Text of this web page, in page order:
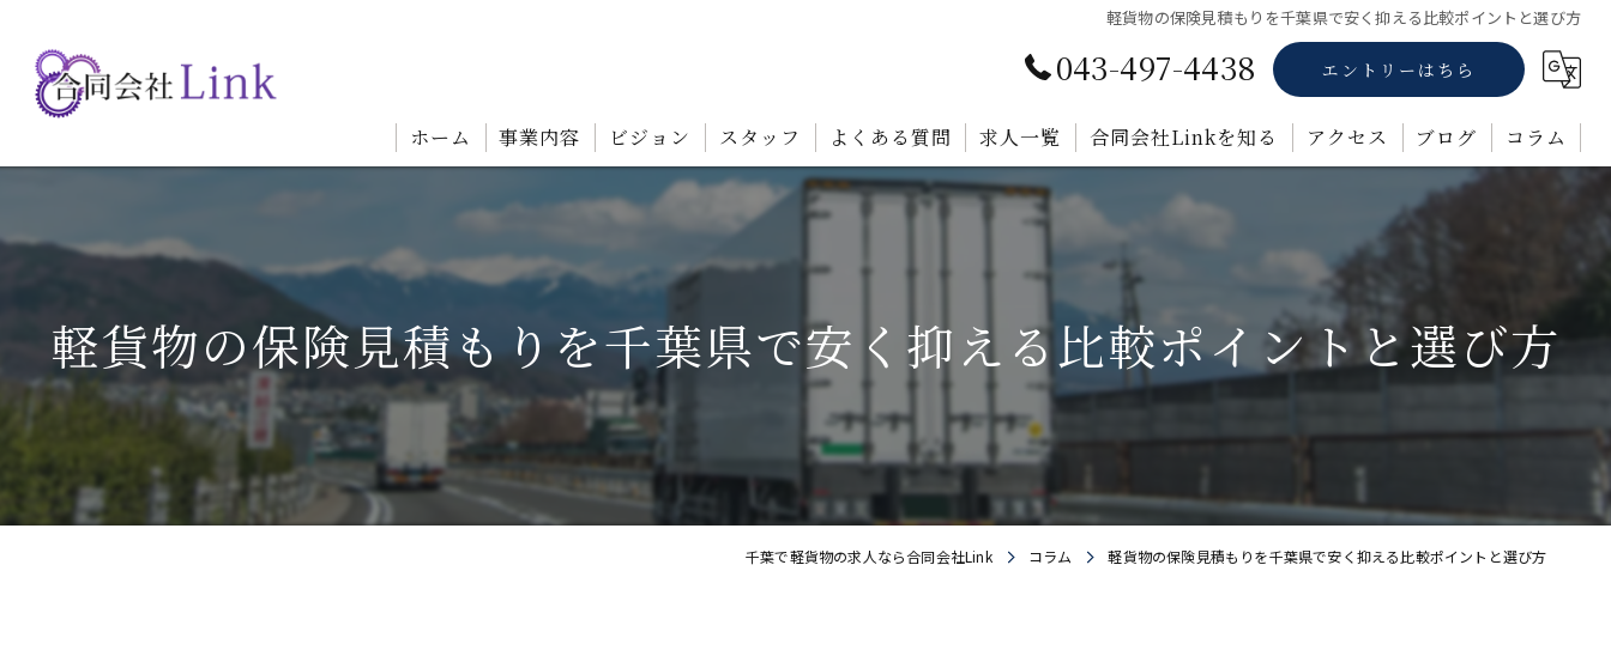
軽貨物の保険見積もりを千葉県で安く抑える比較ポイントと選び方
043-497-4438 エントリーはちら
ホーム 事業内容 ビジョン スタッフ よくある質問 求人一覧 合同会社Linkを知る
正社員
業務委託
未経験
転職
福利厚生
アクセス ブログ コラム
軽貨物の保険見積もりを千葉県で安く抑える比較ポイントと選び方
千葉で軽貨物の求人なら合同会社Link コラム 軽貨物の保険見積もりを千葉県で安く抑える比較ポイントと選び方